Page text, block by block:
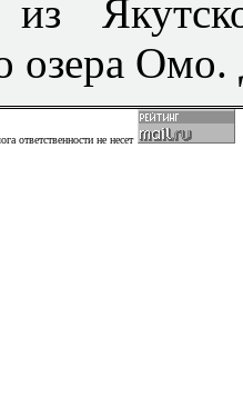
из
озера
ответственности не несет